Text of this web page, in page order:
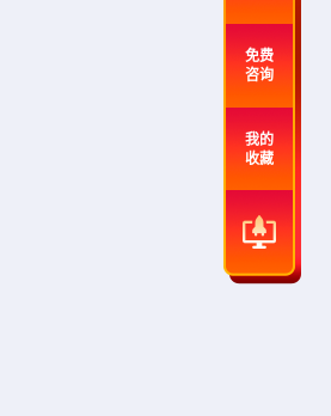
免费
咨询
我的
收藏